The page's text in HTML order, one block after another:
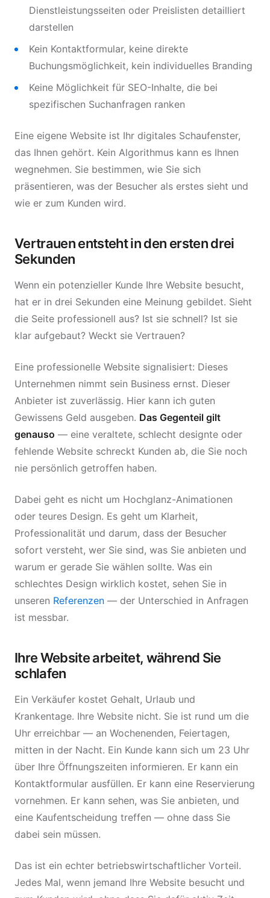
Dienstleistungsseiten oder Preislisten detailliert
darstellen
Kein Kontaktformular, keine direkte
Buchungsmöglichkeit, kein individuelles Branding
Keine Möglichkeit für SEO-Inhalte, die bei
spezifischen Suchanfragen ranken
Eine eigene Website ist Ihr digitales Schaufenster,
das Ihnen gehört. Kein Algorithmus kann es Ihnen
wegnehmen. Sie bestimmen, wie Sie sich
präsentieren, was der Besucher als erstes sieht und
wie er zum Kunden wird.
Vertrauen entsteht in den ersten drei
Sekunden
Wenn ein potenzieller Kunde Ihre Website besucht,
hat er in drei Sekunden eine Meinung gebildet. Sieht
die Seite professionell aus? Ist sie schnell? Ist sie
klar aufgebaut? Weckt sie Vertrauen?
Eine professionelle Website signalisiert: Dieses
Unternehmen nimmt sein Business ernst. Dieser
Anbieter ist zuverlässig. Hier kann ich guten
Gewissens Geld ausgeben. Das Gegenteil gilt
genauso — eine veraltete, schlecht designte oder
fehlende Website schreckt Kunden ab, die Sie noch
nie persönlich getroffen haben.
Dabei geht es nicht um Hochglanz-Animationen
oder teures Design. Es geht um Klarheit,
Professionalität und darum, dass der Besucher
sofort versteht, wer Sie sind, was Sie anbieten und
warum er gerade Sie wählen sollte. Was ein
schlechtes Design wirklich kostet, sehen Sie in
unseren Referenzen — der Unterschied in Anfragen
ist messbar.
Ihre Website arbeitet, während Sie
schlafen
Ein Verkäufer kostet Gehalt, Urlaub und
Krankentage. Ihre Website nicht. Sie ist rund um die
Uhr erreichbar — an Wochenenden, Feiertagen,
mitten in der Nacht. Ein Kunde kann sich um 23 Uhr
über Ihre Öffnungszeiten informieren. Er kann ein
Kontaktformular ausfüllen. Er kann eine Reservierung
vornehmen. Er kann sehen, was Sie anbieten, und
eine Kaufentscheidung treffen — ohne dass Sie
dabei sein müssen.
Das ist ein echter betriebswirtschaftlicher Vorteil.
Jedes Mal, wenn jemand Ihre Website besucht und